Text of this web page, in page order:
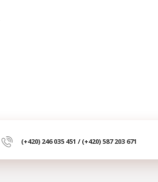
(+420) 246 035 451 / (+420) 587 203 671